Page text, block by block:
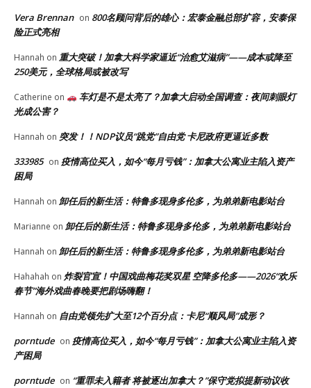
Vera Brennan on 800名顾问背后的雄心：宏泰金融总部扩容，安泰保
险正式亮相
Hannah on 重大突破！加拿大科学家逼近“治愈艾滋病”——成本或降至
250美元，全球格局或被改写
Catherine on
车灯是不是太亮了？加拿大启动全国调查：夜间刺眼灯
光成公害？
Hannah on 突发！！NDP议员“跳党”自由党 卡尼政府更逼近多数
333985 on 疫情高位买入，如今“每月亏钱”：加拿大公寓业主陷入资产
困局
Hannah on 卸任后的新生活：特鲁多现身多伦多，为弟弟新电影站台
Marianne on 卸任后的新生活：特鲁多现身多伦多，为弟弟新电影站台
Hannah on 卸任后的新生活：特鲁多现身多伦多，为弟弟新电影站台
Hahahah on 炸裂官宣！中国戏曲梅花奖双星 空降多伦多——2026“欢乐
春节”海外戏曲春晚要把剧场嗨翻！
Hannah on 自由党领先扩大至12个百分点：卡尼“顺风局”成形？
porntude on 疫情高位买入，如今“每月亏钱”：加拿大公寓业主陷入资
产困局
porntude on “重罪未入籍者 将被逐出加拿大？”保守党拟提新动议收